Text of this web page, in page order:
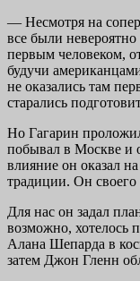
— Несмотря на
все были
первым человеком,
будучи
не оказались там
старались
Но Гагарин
побывал в Москве и
влияние он оказал
традиции. Он своего
Для нас он задал
возможно, хотелось
Алана Шепарда в
затем Джон Гленн